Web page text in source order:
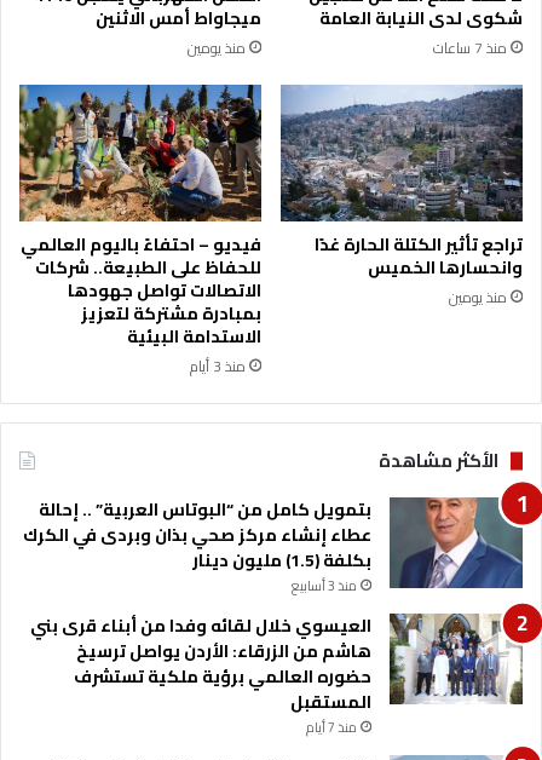
ن
ا
ط
ق
ب
ن
ي
ك
ن
ا
ن
ة
و
ل
أ
ه
ا
ل
ي
ي
ط
ا
ل
ب
ل
ت
ك
ن
و
ل
و
ج
ي
ا
ا
ل
ن
ة
ي
و
ر
م
د
ي
ر
ي
ز
شكوى لدى النيابة العامة
منذ 7 ساعات
ميجاواط أمس الاثنين
منذ يومين
تراجع تأثير الكتلة الحارة غدًا
وانحسارها الخميس
منذ يومين
فيديو – احتفاءً باليوم العالمي
للحفاظ على الطبيعة.. شركات
الاتصالات تواصل جهودها
بمبادرة مشتركة لتعزيز
الاستدامة البيئية
منذ 3 أيام
الأكثر مشاهدة
بتمويل كامل من “البوتاس العربية” .. إحالة
عطاء إنشاء مركز صحي بذان وبردى في الكرك
بكلفة (1.5) مليون دينار
منذ 3 أسابيع
العيسوي خلال لقائه وفدا من أبناء قرى بني
هاشم من الزرقاء: الأردن يواصل ترسيخ
حضوره العالمي برؤية ملكية تستشرف
المستقبل
منذ 7 أيام